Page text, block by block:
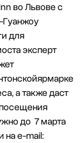
во Львове с
Гуанжоу
для
эксперт
а также даст
до 7 марта
на e-mail: